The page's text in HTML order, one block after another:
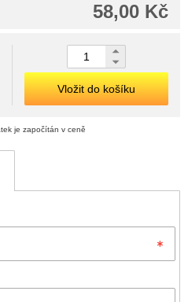
58,00 Kč
Vložit do košíku
je započítán v ceně